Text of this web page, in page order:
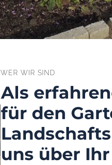
WER WIR SIND
Als
für den
uns über